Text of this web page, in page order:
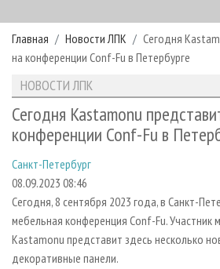
РУБРИКИ И ТЕМЫ
РУБРИКИ ЖУРНАЛА
ЛЕСОЗАГОТОВКА
ЛЕСОПИЛЕНИЕ
СУШКА ДРЕВЕСИНЫ
ПРОИЗВОДСТВО ДРЕВЕСНЫХ ПЛИТ
ДЕРЕВЯННОЕ ДОМОСТРОЕНИЕ
ПРОИЗВОДСТВО МЕБЕЛИ
НОВОСТИ
НОВОСТИ ЛПК
НОВОСТИ ЖУРНАЛА
ПРОЕКТЫ ЛПИ
АНАЛИТИКА
ПРЕДПРИЯТИЯ ЛПК
ПЕРСОНЫ
МОБИЛЬНЫЕ ВЫСТАВКИ
ОФИЦИАЛЬНЫЕ ДЕЛЕГАЦИИ
ПРИОРИТЕТНЫЕ ИНВЕСТПРОЕКТЫ
АРХИВ ЖУРНАЛОВ
О ЖУРНАЛЕ
ПОДПИСКА
КОНТАКТЫ
РЕКЛАМОДАТЕЛЯМ
РЕКЛАМА
РЕКЛАМА НА САЙТЕ
Главная Новости ЛПК
Сегодня
на конференции Conf-Fu в Петербурге
НОВОСТИ ЛПК
Сегодня Kastamonu
конференции Conf-Fu в
Санкт-Петербург
08.09.2023 08:46
Сегодня, 8 сентября 2023 года, в Санкт-
мебельная конференция Conf-Fu. Участник
Kastamonu представит здесь несколько
декоративные панели.